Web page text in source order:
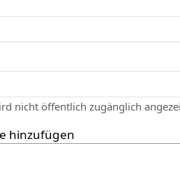
nicht öffentlich zugänglich
hinzufügen